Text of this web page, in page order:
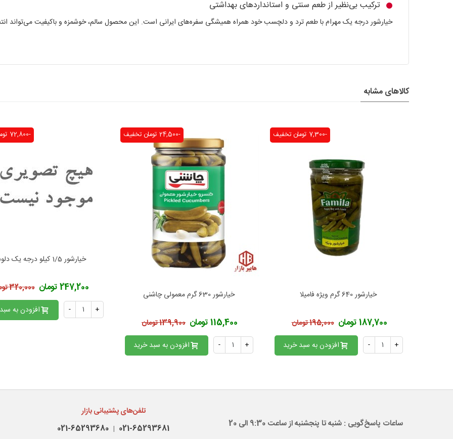
ترکیب بی‌نظیر از طعم سنتی و استانداردهای بهداشتی
خیارشور درجه یک مهرام با طعم ترد و دلچسب خود همراه همیشگی سفره‌های ایرانی است. این محصول سالم، خوشمزه و باکیفیت می‌تواند
کالاهای مشابه
تخفیف -7,300 تومان
افزودن به محبوب‌ها
خیارشور 640 گرم ویژه فامیلا
187,700 تومان 195,000 تومان
- + افزودن به سبد خرید
تخفیف -24,500 تومان
افزودن به محبوب‌ها
خیارشور 630 گرم معمولی چاشنی
115,400 تومان 139,900 تومان
- + افزودن به سبد خرید
-72,800 تومان
افزودن به محبوب‌ها
خیارشور 1/5 کیلو درجه یک دلوسه
247,200 تومان 320,000 تومان
- + افزودن به
ساعات پاسخ‌گویی : شنبه تا پنجشنبه از ساعت 9:30 الی 20
تلفن‌های پشتیبانی بازار
021-65293681
|
021-65293680